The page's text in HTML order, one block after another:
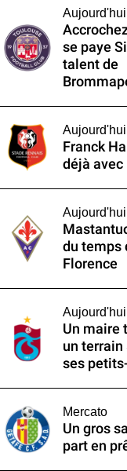
se paye
talent de
Franck
déjà avec
du temps
Florence
Un maire
un terrain
ses
Mercato
Un gros
part en